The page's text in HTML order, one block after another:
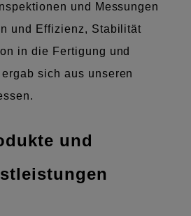
und Messungen
und Effizienz, Stabilität
in die Fertigung und
sich aus unseren
und